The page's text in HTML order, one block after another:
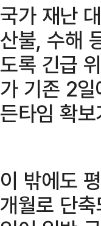
국가 재난
산불, 수해
도록 긴급
가 기존 2
든타임 확
이 밖에도
개월로 단